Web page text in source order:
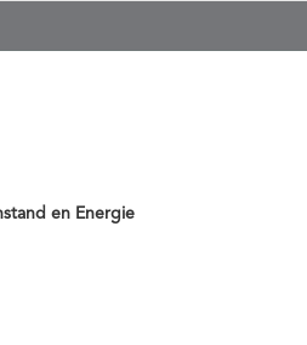
en Energie